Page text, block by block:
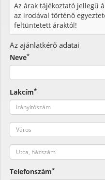
Az árak tájékoztató jellegű
az irodával történő
feltüntetett áraktól!
Az ajánlatkérő adatai
Neve*
Lakcím*
Telefonszám*